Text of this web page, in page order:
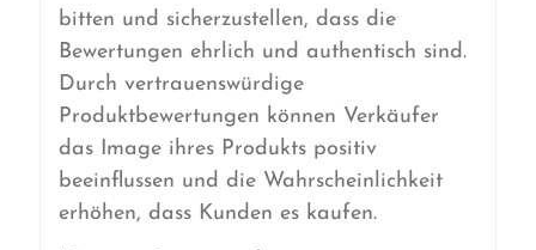
bitten und sicherzustellen, dass die
Bewertungen ehrlich und authentisch sind.
Durch vertrauenswürdige
Produktbewertungen können Verkäufer
das Image ihres Produkts positiv
beeinflussen und die Wahrscheinlichkeit
erhöhen, dass Kunden es kaufen.